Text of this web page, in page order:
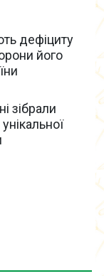
дефіциту
його
зібрали